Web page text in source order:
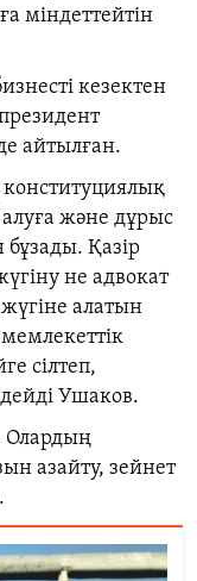
міндеттейтін
кезектен
айтылған.
және дұрыс
Қазір
не адвокат
алатын
сілтеп,
Ушаков.
Олардың
азайту, зейнет